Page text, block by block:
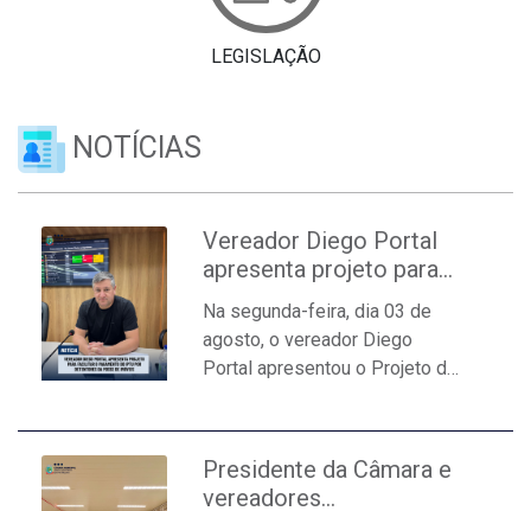
LEGISLAÇÃO
NOTÍCIAS
Vereador Diego Portal
apresenta projeto para
facilitar o pagamento do
IPTU por detentores da
posse de imóveis
Na segunda-feira, dia 03 de
agosto, o vereador Diego
Portal apresentou o Projeto de
Câmara Municipal de Santo
Presidente da Câmara e
vereadores